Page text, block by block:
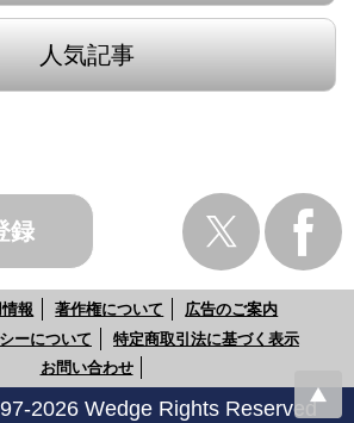
人気記事
録
報 著作権について
広告のご案内
ーについて
特定商取引法に基づく表示
お問い合わせ
2026 Wedge Rights Reserved